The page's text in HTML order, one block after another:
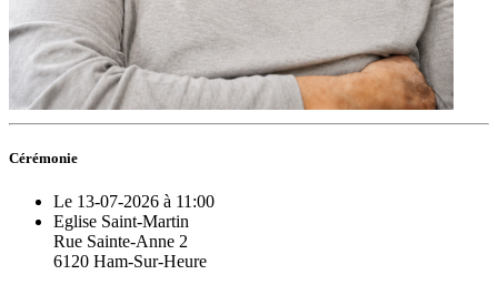
Cérémonie
Le 13-07-2026 à 11:00
Eglise Saint-Martin
Rue Sainte-Anne 2
6120 Ham-Sur-Heure